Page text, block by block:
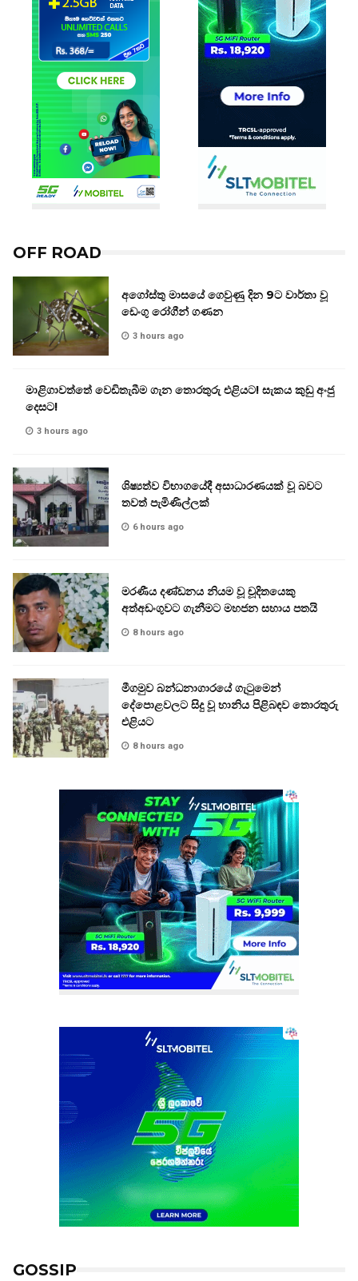
OFF ROAD
අගෝස්තු මාසයේ ගෙවුණු දින 9ට වාර්තා වූ
ඩෙංගු රෝගීන් ගණන
3 hours ago
මාළිගාවත්තේ වෙඩිතැබීම ගැන තොරතුරු එළියට! සැකය කුඩු අංජු
දෙසට!
3 hours ago
ශිෂ්‍යත්ව විභාගයේදී අසාධාරණයක් වූ බවට
තවත් පැමිණිල්ලක්
6 hours ago
මරණීය දණ්ඩනය නියම වූ චූදිතයෙකු
අත්අඩංගුවට ගැනීමට මහජන සහාය පතයි
8 hours ago
මීගමුව බන්ධනාගාරයේ ගැටුමෙන්
දේපොළවලට සිදු වූ හානිය පිළිබඳව තොරතුරු
එළියට
8 hours ago
GOSSIP